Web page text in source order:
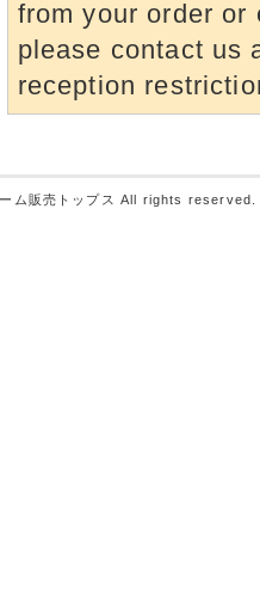
from your order or
please contact us
reception
ム販売トップス All rights reserved.